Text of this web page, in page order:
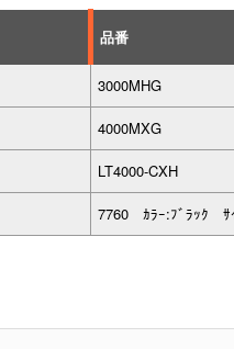
品番
3000MHG
4000MXG
LT4000-CXH
7760 ｶﾗｰ:ﾌﾞﾗｯｸ ｻ